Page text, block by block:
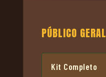
PÚBLICO GERAL
Kit Completo